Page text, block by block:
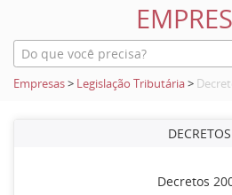
Empresas> Legislação Tributária>
DECRETOS
Decretos